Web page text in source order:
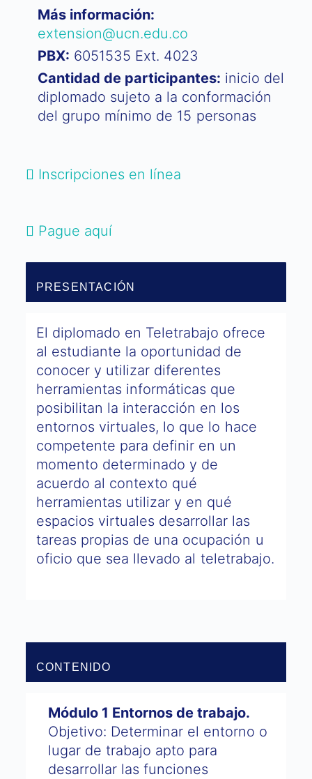
Más información:
extension@ucn.edu.co
PBX: 6051535 Ext. 4023
Cantidad de participantes: inicio del
diplomado sujeto a la conformación
del grupo mínimo de 15 personas
Inscripciones en línea
Pague aquí
PRESENTACIÓN
El diplomado en Teletrabajo ofrece
al estudiante la oportunidad de
conocer y utilizar diferentes
herramientas informáticas que
posibilitan la interacción en los
entornos virtuales, lo que lo hace
competente para definir en un
momento determinado y de
acuerdo al contexto qué
herramientas utilizar y en qué
espacios virtuales desarrollar las
tareas propias de una ocupación u
oficio que sea llevado al teletrabajo.
CONTENIDO
Módulo 1 Entornos de trabajo.
Objetivo: Determinar el entorno o
lugar de trabajo apto para
desarrollar las funciones